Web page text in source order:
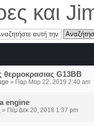
και
θερμοκρασιας G13BB
» Παρ Μαρ 22, 2019 2:40 am
engine
» Πέμ Δεκ 20, 2018 1:37 pm